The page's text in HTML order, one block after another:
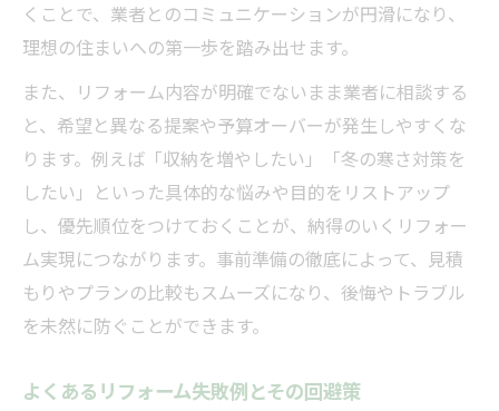
地元で信頼されるリフォーム業者の特徴
リフォーム成功のカギは信頼できる業者選
び
地域密着型リフォームの安心ポイントとは
信頼を築くリフォーム業者との付き合い方
リフォーム工事後も安心なサポート体制
事前確認が鍵となるリフォーム計画
リフォーム計画前に確認したいポイント集
事前確認で防ぐリフォーム後のトラブル
リフォーム相談時の図面や資料の準備法
くことで、業者とのコミュニケーションが円滑になり、
理想の住まいへの第一歩を踏み出せます。
また、リフォーム内容が明確でないまま業者に相談する
と、希望と異なる提案や予算オーバーが発生しやすくな
ります。例えば「収納を増やしたい」「冬の寒さ対策を
したい」といった具体的な悩みや目的をリストアップ
し、優先順位をつけておくことが、納得のいくリフォー
ム実現につながります。事前準備の徹底によって、見積
もりやプランの比較もスムーズになり、後悔やトラブル
を未然に防ぐことができます。
よくあるリフォーム失敗例とその回避策